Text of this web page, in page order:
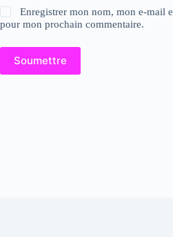
Enregistrer mon nom, mon e-mail
pour mon prochain commentaire.
Soumettre